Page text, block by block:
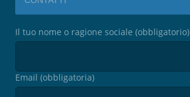
Il tuo nome o ragione sociale (obbligatorio)
Email (obbligatoria)